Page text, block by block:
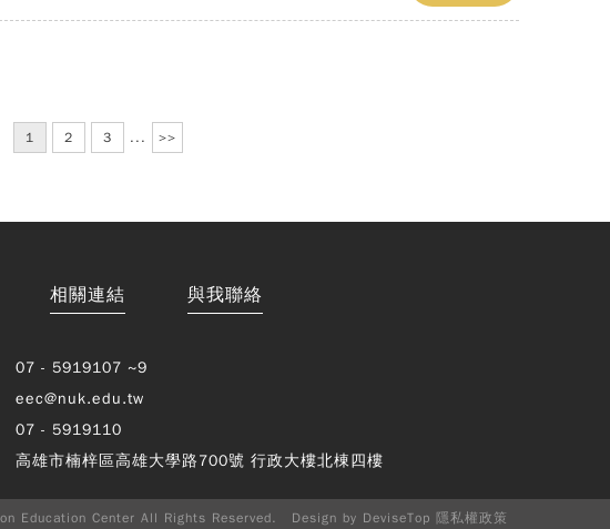
1 2 3 ... >>
相關連結 與我聯絡
07 - 5919107 ~9
eec@nuk.edu.tw
07 - 5919110
高雄市楠梓區高雄大學路700號 行政大樓北棟四樓
Education Center All Rights Reserved. Design by DeviseTop 隱私權政策